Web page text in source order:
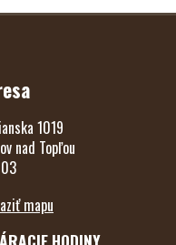
1019
nad Topľou
mapu